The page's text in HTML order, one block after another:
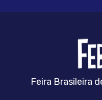
Feira Brasileira